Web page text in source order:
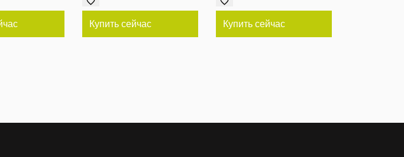
Купить сейчас Купить сейчас